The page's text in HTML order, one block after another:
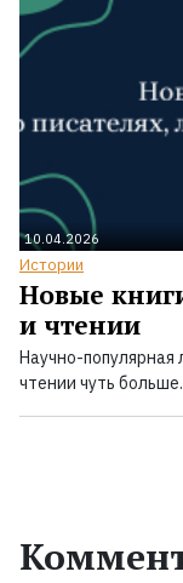
10.04.2026
Истории
Новые
и чтении
Научно-популярная
чтении чуть больше.